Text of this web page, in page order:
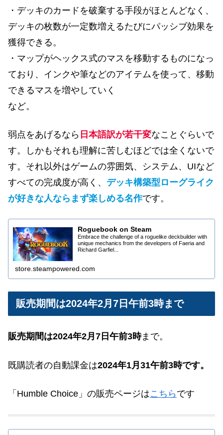
・デッキのカードを破棄する手段がほとんどなく、
デッキの枚数が一定数増えるたびにパッシブ効果を
獲得できる。
・マップがヘックス式のマスを移動するものになっ
ており、インクや筆などのアイテムを使って、移動
できるマスを増やしていく
など。
弱点をあげるなら 日本語訳が若干変なことぐらいで
す。しかもそれも理解に苦しむほどでは全くないで
す。それ以外はゲームの雰囲気、システム、UIなど
すべての完成度が高く、 デッキ構築型ローグライク
が好きな人ならまず楽しめる名作です。
Roguebook on Steam
Embrace the challenge of a roguelike deckbuilder with
unique mechanics from the developers of Faeria and
Richard Garfiel...
store.steampowered.com
販売期間は2024年2月7日午前3時まで
販売期間は2024年2月7日午前3時まで。
既購読者の自動課金は2024年1月31午前3時です。
「Humble Choice」の販売ページはこちら です